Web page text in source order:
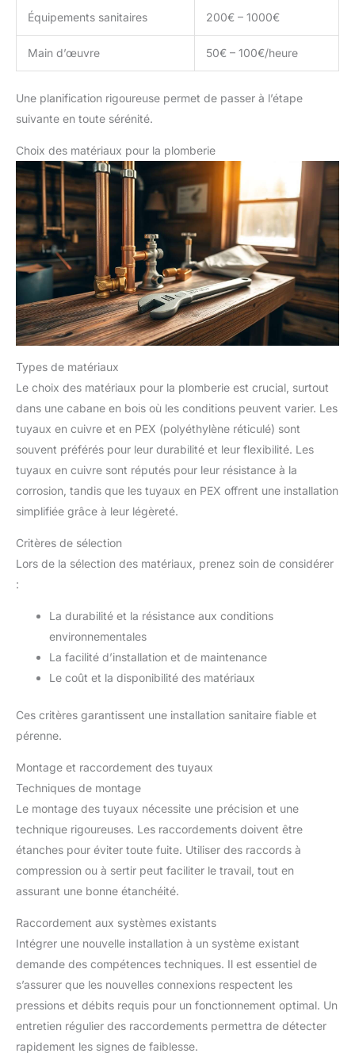
Équipements sanitaires 200€ – 1000€
Main d’œuvre 50€ – 100€/heure
Une planification rigoureuse permet de passer à l’étape
suivante en toute sérénité.
Choix des matériaux pour la plomberie
Types de matériaux
Le choix des matériaux pour la plomberie est crucial, surtout
dans une cabane en bois où les conditions peuvent varier. Les
tuyaux en cuivre et en PEX (polyéthylène réticulé) sont
souvent préférés pour leur durabilité et leur flexibilité. Les
tuyaux en cuivre sont réputés pour leur résistance à la
corrosion, tandis que les tuyaux en PEX offrent une installation
simplifiée grâce à leur légèreté.
Critères de sélection
Lors de la sélection des matériaux, prenez soin de considérer
:
La durabilité et la résistance aux conditions
environnementales
La facilité d’installation et de maintenance
Le coût et la disponibilité des matériaux
Ces critères garantissent une installation sanitaire fiable et
pérenne.
Montage et raccordement des tuyaux
Techniques de montage
Le montage des tuyaux nécessite une précision et une
technique rigoureuses. Les raccordements doivent être
étanches pour éviter toute fuite. Utiliser des raccords à
compression ou à sertir peut faciliter le travail, tout en
assurant une bonne étanchéité.
Raccordement aux systèmes existants
Intégrer une nouvelle installation à un système existant
demande des compétences techniques. Il est essentiel de
s’assurer que les nouvelles connexions respectent les
pressions et débits requis pour un fonctionnement optimal. Un
entretien régulier des raccordements permettra de détecter
rapidement les signes de faiblesse.